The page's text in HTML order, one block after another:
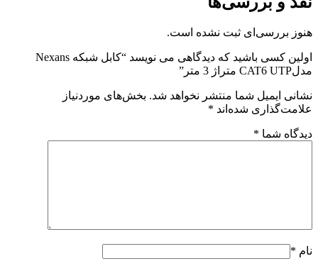
هنوز بررسی‌ای ثبت نشده است.
اولین کسی باشید که دیدگاهی می نویسد “کابل شبکه Nexans
مدلCAT6 UTP متراژ 3 متر”
نشانی ایمیل شما منتشر نخواهد شد. بخش‌های موردنیاز
علامت‌گذاری شده‌اند *
دیدگاه شما *
نام *